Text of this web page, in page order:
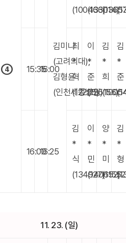
④
김미나
(고려의대),
김형윤
(인천세종병원)
(100463)
(136014)
15:3516:00
최
*
혁
(12295)
이
*
준
(135156)
김
*
희
김
*
준
16:0016:25
김
*
식
(134927)
이
*
민
(140652)
양
*
미
김
*
형
11. 23. (일)